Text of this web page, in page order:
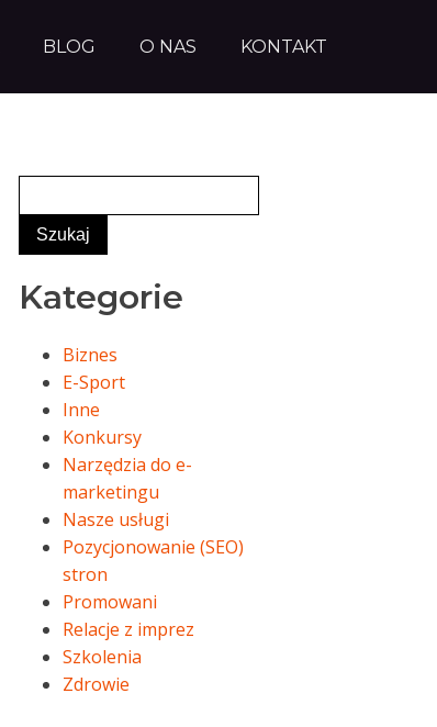
BLOG O NAS KONTAKT
Kategorie
Biznes
E-Sport
Inne
Konkursy
Narzędzia do e-
marketingu
Nasze usługi
Pozycjonowanie (SEO)
stron
Promowani
Relacje z imprez
Szkolenia
Zdrowie